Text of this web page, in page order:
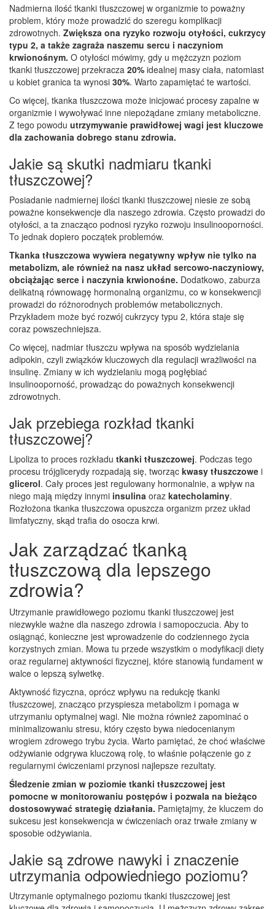
Nadmierna ilość tkanki tłuszczowej w organizmie to poważny
problem, który może prowadzić do szeregu komplikacji
zdrowotnych. Zwiększa ona ryzyko rozwoju otyłości, cukrzycy
typu 2, a także zagraża naszemu sercu i naczyniom
krwionośnym. O otyłości mówimy, gdy u mężczyzn poziom
tkanki tłuszczowej przekracza 20% idealnej masy ciała, natomiast
u kobiet granica ta wynosi 30%. Warto zapamiętać te wartości.
Co więcej, tkanka tłuszczowa może inicjować procesy zapalne w
organizmie i wywoływać inne niepożądane zmiany metaboliczne.
Z tego powodu utrzymywanie prawidłowej wagi jest kluczowe
dla zachowania dobrego stanu zdrowia.
Jakie są skutki nadmiaru tkanki
tłuszczowej?
Posiadanie nadmiernej ilości tkanki tłuszczowej niesie ze sobą
poważne konsekwencje dla naszego zdrowia. Często prowadzi do
otyłości, a ta znacząco podnosi ryzyko rozwoju insulinooporności.
To jednak dopiero początek problemów.
Tkanka tłuszczowa wywiera negatywny wpływ nie tylko na
metabolizm, ale również na nasz układ sercowo-naczyniowy,
obciążając serce i naczynia krwionośne. Dodatkowo, zaburza
delikatną równowagę hormonalną organizmu, co w konsekwencji
prowadzi do różnorodnych problemów metabolicznych.
Przykładem może być rozwój cukrzycy typu 2, która staje się
coraz powszechniejsza.
Co więcej, nadmiar tłuszczu wpływa na sposób wydzielania
adipokin, czyli związków kluczowych dla regulacji wrażliwości na
insulinę. Zmiany w ich wydzielaniu mogą pogłębiać
insulinooporność, prowadząc do poważnych konsekwencji
zdrowotnych.
Jak przebiega rozkład tkanki
tłuszczowej?
Lipoliza to proces rozkładu tkanki tłuszczowej. Podczas tego
procesu trójglicerydy rozpadają się, tworząc kwasy tłuszczowe i
glicerol. Cały proces jest regulowany hormonalnie, a wpływ na
niego mają między innymi insulina oraz katecholaminy.
Rozłożona tkanka tłuszczowa opuszcza organizm przez układ
limfatyczny, skąd trafia do osocza krwi.
Jak zarządzać tkanką
tłuszczową dla lepszego
zdrowia?
Utrzymanie prawidłowego poziomu tkanki tłuszczowej jest
niezwykle ważne dla naszego zdrowia i samopoczucia. Aby to
osiągnąć, konieczne jest wprowadzenie do codziennego życia
korzystnych zmian. Mowa tu przede wszystkim o modyfikacji diety
oraz regularnej aktywności fizycznej, które stanowią fundament w
walce o lepszą sylwetkę.
Aktywność fizyczna, oprócz wpływu na redukcję tkanki
tłuszczowej, znacząco przyspiesza metabolizm i pomaga w
utrzymaniu optymalnej wagi. Nie można również zapominać o
minimalizowaniu stresu, który często bywa niedocenianym
wrogiem zdrowego trybu życia. Warto pamiętać, że choć właściwe
odżywianie odgrywa kluczową rolę, to właśnie połączenie go z
regularnymi ćwiczeniami przynosi najlepsze rezultaty.
Śledzenie zmian w poziomie tkanki tłuszczowej jest
pomocne w monitorowaniu postępów i pozwala na bieżąco
dostosowywać strategię działania. Pamiętajmy, że kluczem do
sukcesu jest konsekwencja w ćwiczeniach oraz trwałe zmiany w
sposobie odżywiania.
Jakie są zdrowe nawyki i znaczenie
utrzymania odpowiedniego poziomu?
Utrzymanie optymalnego poziomu tkanki tłuszczowej jest